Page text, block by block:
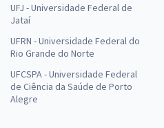
UFJ - Universidade Federal de
Jataí
UFRN - Universidade Federal do
Rio Grande do Norte
UFCSPA - Universidade Federal
de Ciência da Saúde de Porto
Alegre